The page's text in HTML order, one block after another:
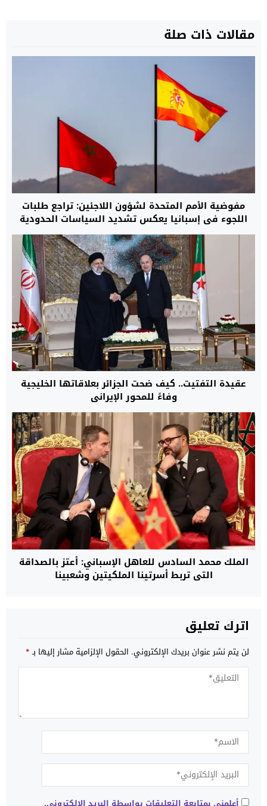
مقالات ذات صلة
مفوضية الأمم المتحدة لشؤون اللاجئين: تراجع طلبات
اللجوء في إسبانيا يعكس تشديد السياسات الحدودية
وتوسيع التعاون مع المغرب
عقيدة التفتيت.. كيف ضحت الجزائر بعلاقاتها الخليجية
وفاءً للمحور الإيراني
الملك محمد السادس للعاهل الإسباني: أعتز بالصداقة
التي تربط أسرتينا الملكيتين وشعبينا
اترك تعليق
لن يتم نشر عنوان بريدك الإلكتروني. الحقول الإلزامية مشار إليها بـ*